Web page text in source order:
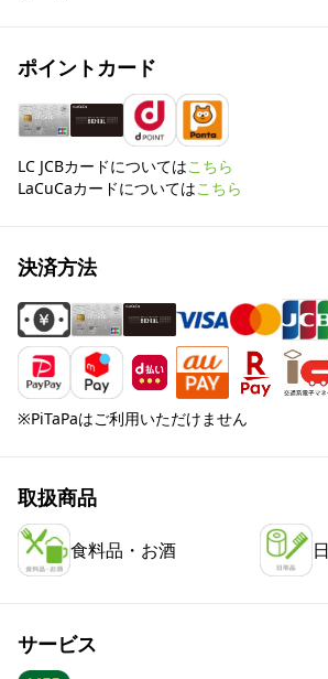
ポイントカード
LC JCBカードについてはこちら
LaCuCaカードについてはこちら
決済方法
※PiTaPaはご利用いただけません
取扱商品
食料品・お酒
サービス